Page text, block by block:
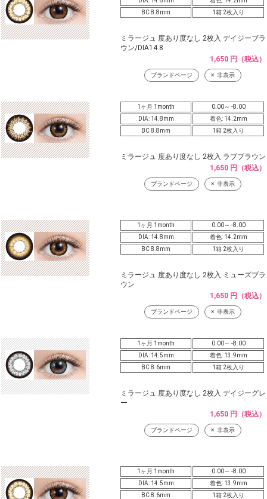
BC 8.8mm
1箱 2枚入り
ミラージュ 度あり度なし 2枚入 デイジーブラ
ウン/DIA14.8
1,650 円（税込）
ブランドページ 非表示
1ヶ月 1month
0.00～ -8.00
DIA: 14.8mm
着色: 14.2mm
BC 8.8mm
1箱 2枚入り
ミラージュ 度あり度なし 2枚入 ラブブラウン
1,650 円（税込）
ブランドページ 非表示
1ヶ月 1month
0.00～ -8.00
DIA: 14.8mm
着色: 14.2mm
BC 8.8mm
1箱 2枚入り
ミラージュ 度あり度なし 2枚入 ミューズブラ
ウン
1,650 円（税込）
ブランドページ 非表示
1ヶ月 1month
0.00～ -8.00
DIA: 14.5mm
着色: 13.9mm
BC 8.6mm
1箱 2枚入り
ミラージュ 度あり度なし 2枚入 デイジーグレ
ー
1,650 円（税込）
ブランドページ 非表示
1ヶ月 1month
0.00～ -8.00
DIA: 14.5mm
着色: 13.9mm
BC 8.6mm
1箱 2枚入り